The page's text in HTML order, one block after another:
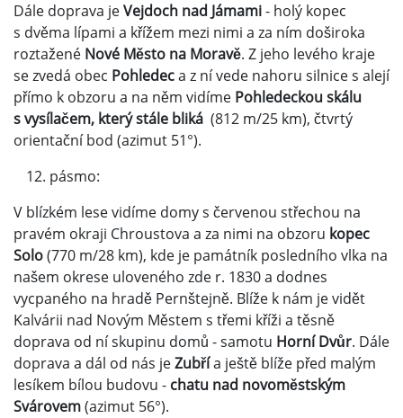
Dále doprava jeVejdoch nad Jámami- holý kopec
s dvěma lípami a křížem mezi nimi a za ním doširoka
roztažené Nové Město na Moravě. Z jeho levého kraje
se zvedá obec Pohledeca z ní vede nahoru silnice s alejí
přímo k obzoru a na něm vidíme Pohledeckou skálu
s vysílačem, který stále bliká (812 m/25 km), čtvrtý
orientační bod (azimut 51°).
pásmo:
V blízkém lese vidíme domy s červenou střechou na
pravém okraji Chroustova a za nimi na obzoru kopec
Solo(770 m/28 km), kde je památník posledního vlka na
našem okrese uloveného zde r. 1830 a dodnes
vycpaného na hradě Pernštejně. Blíže k nám je vidět
Kalvárii nad Novým Městem s třemi kříži a těsně
doprava od ní skupinu domů - samotu Horní Dvůr. Dále
doprava a dál od nás jeZubřía ještě blíže před malým
lesíkem bílou budovu - chatu nad novoměstským
Svárovem(azimut 56°).